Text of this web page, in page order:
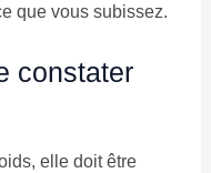
que vous subissez.
constater
elle doit être